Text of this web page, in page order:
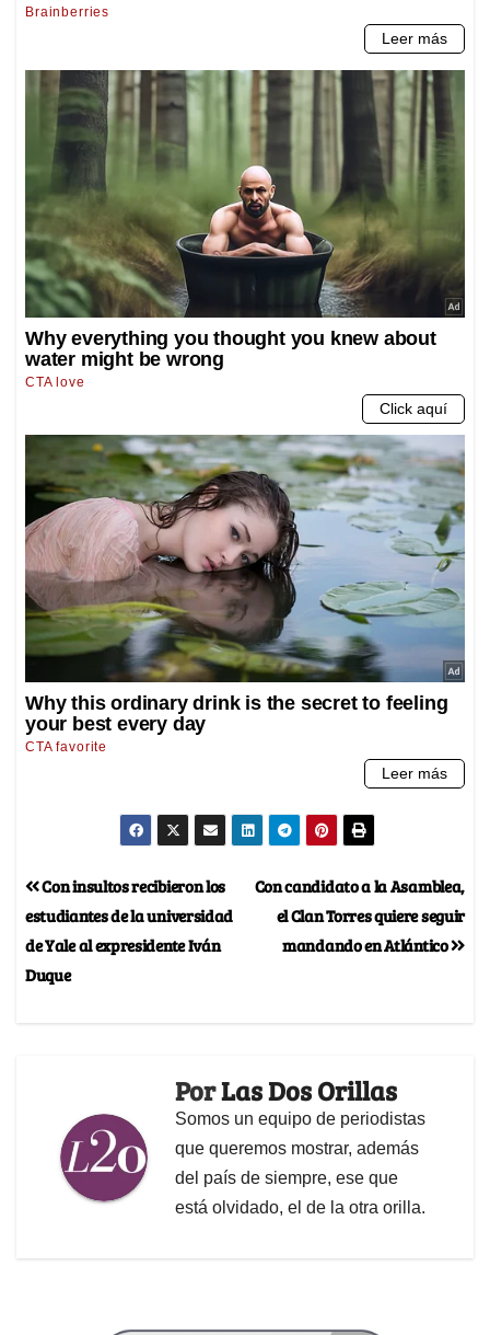
Con candidato a la Asamblea,
el Clan Torres quiere seguir
mandando en Atlántico
Con insultos recibieron los
estudiantes de la universidad
de Yale al expresidente Iván
Duque
PorLas Dos Orillas
Somos un equipo de periodistas
que queremos mostrar, además
del país de siempre, ese que
está olvidado, el de la otra orilla.